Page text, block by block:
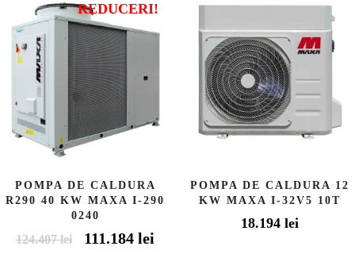
REDUCERI!
POMPA DE CALDURA
R290 40 KW MAXA I-290
0240
124.407lei
Prețul
111.184lei
POMPA DE CALDURA 12
KW MAXA I-32V5 10T
18.194 lei